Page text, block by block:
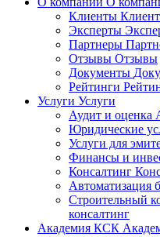
Клиенты
Эксперты
Партнеры
Отзывы Отзывы
Документы
Рейтинги
Услуги Услуги
Аудит и оценка
Юридические
Услуги для
Финансы и
Консалтинг
Автоматизация
Строительный
консалтинг
Академия КСК